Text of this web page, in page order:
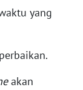
yang
akan